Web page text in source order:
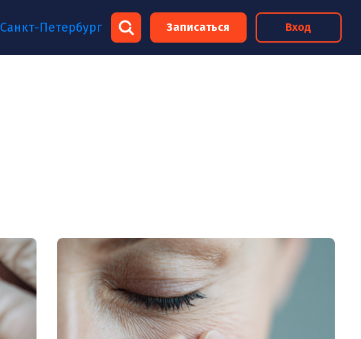
Санкт-Петербург Записаться Вход
×